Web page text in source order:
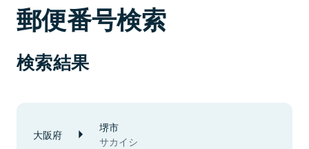
郵便番号検索
検索結果
大阪府 堺市
サカイシ